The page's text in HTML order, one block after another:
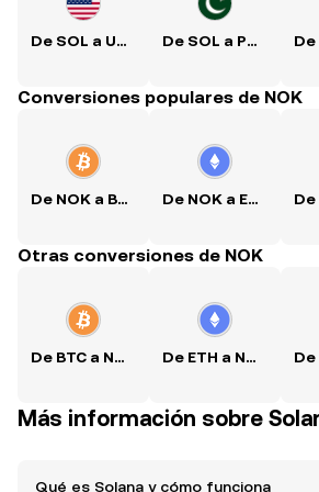
De SOL a USD De SOL a PKR De
Conversiones populares de NOK
De NOK a BTC De NOK a ETH
Otras conversiones de NOK
De BTC a NOK De ETH a NOK
Más información sobre
Qué es Solana y cómo funciona